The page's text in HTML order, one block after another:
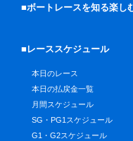
■ボートレースを知る楽し
■レーススケジュール
本日のレース
本日の払戻金一覧
月間スケジュール
SG・PG1スケジュール
G1・G2スケジュール